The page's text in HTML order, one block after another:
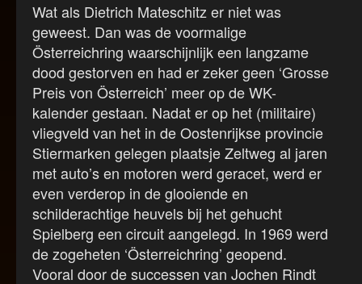
Wat als Dietrich Mateschitz er niet was
geweest. Dan was de voormalige
Österreichring waarschijnlijk een langzame
dood gestorven en had er zeker geen ‘Grosse
Preis von Österreich’ meer op de WK-
kalender gestaan. Nadat er op het (militaire)
vliegveld van het in de Oostenrijkse provincie
Stiermarken gelegen plaatsje Zeltweg al jaren
met auto’s en motoren werd geracet, werd er
even verderop in de glooiende en
schilderachtige heuvels bij het gehucht
Spielberg een circuit aangelegd. In 1969 werd
de zogeheten ‘Österreichring’ geopend.
Vooral door de successen van Jochen Rindt